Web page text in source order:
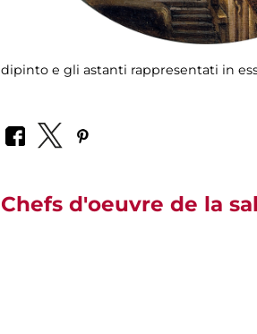
dipinto e gli astanti rappresentati in
Chefs d'oeuvre de la